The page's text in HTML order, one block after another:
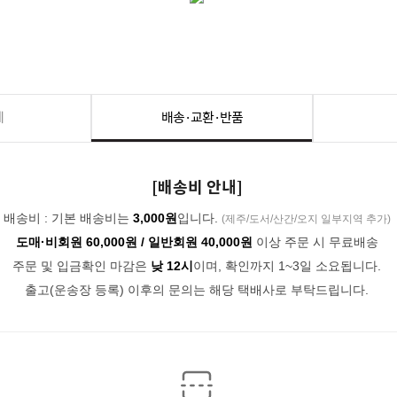
배송·교환·반품
[배송비 안내]
배송비 : 기본 배송비는 3,000원 입니다. (제주/도서/산간/오지 일부지역 추가)
도매·비회원 60,000원 / 일반회원 40,000원 이상 주문 시 무료배송
주문 및 입금확인 마감은 낮 12시 이며, 확인까지 1~3일 소요됩니다.
출고(운송장 등록) 이후의 문의는 해당 택배사로 부탁드립니다.